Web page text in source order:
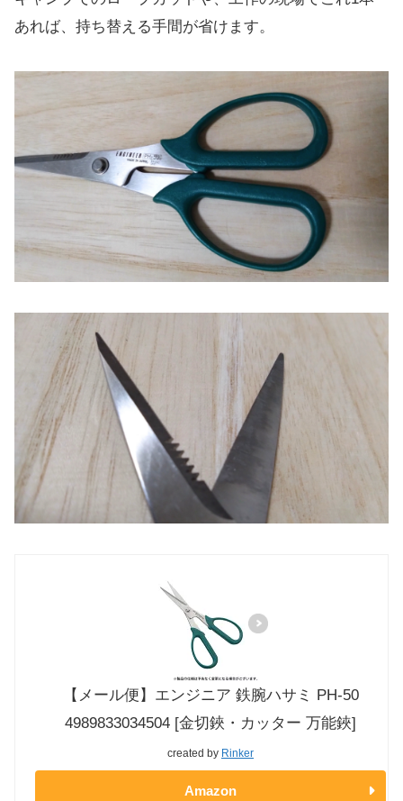
あれば、持ち替える手間が省けます。
【メール便】エンジニア 鉄腕ハサミ PH-50
4989833034504 [金切鋏・カッター 万能鋏]
created by Rinker
Amazon